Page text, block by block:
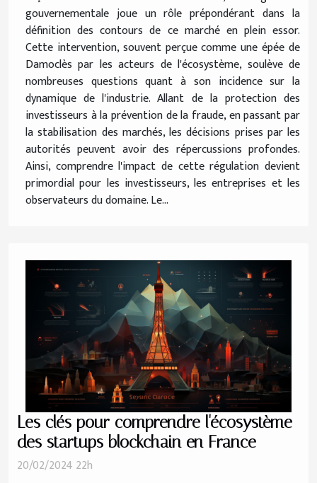
gouvernementale joue un rôle prépondérant dans la
définition des contours de ce marché en plein essor.
Cette intervention, souvent perçue comme une épée de
Damoclès par les acteurs de l'écosystème, soulève de
nombreuses questions quant à son incidence sur la
dynamique de l'industrie. Allant de la protection des
investisseurs à la prévention de la fraude, en passant par
la stabilisation des marchés, les décisions prises par les
autorités peuvent avoir des répercussions profondes.
Ainsi, comprendre l'impact de cette régulation devient
primordial pour les investisseurs, les entreprises et les
observateurs du domaine. Le...
Les clés pour comprendre l'écosystème
des startups blockchain en France
20/02/2024 22h